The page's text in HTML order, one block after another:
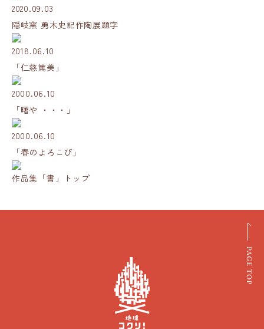
2020.09.03
隠岐窯 勇木史記作陶展題字
2018.06.10
「仁慈篤美」
2000.06.10
「曙や ・・・」
2000.06.10
「春のよろこび」
作品集「書」トップ